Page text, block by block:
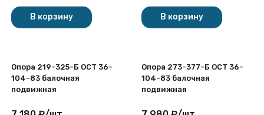
В корзину В корзину
Опора 219-325-Б ОСТ 36-
104-83 балочная
подвижная
Опора 273-377-Б ОСТ 36-
104-83 балочная
подвижная